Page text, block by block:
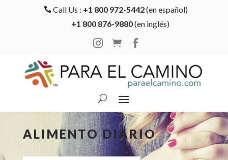
 Call Us : +1 800 972-5442(en español)
+1 800 876-9880(en inglés)

 
ALIMENTO DIARIO